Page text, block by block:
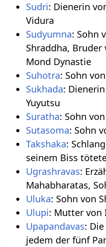
Sudri: Dienerin
Vidura
Sudyumna: Sohn
Shraddha,
Mond Dynastie
Suhotra: Sohn
Sukhada:
Yuyutsu
Suratha: Sohn
Sutasoma: Sohn
Takshaka:
seinem Biss
Ugrashravas:
Mahabharatas,
Uluka: Sohn von
Ulupi: Mutter von
Upapandavas:
jedem der fünf